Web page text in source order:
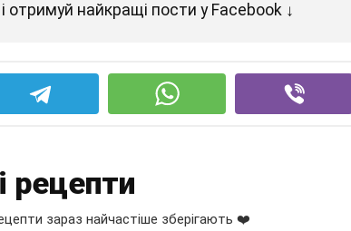
отримуй найкращі пости у Facebook ↓
рецепти
зараз найчастіше зберігають ❤️